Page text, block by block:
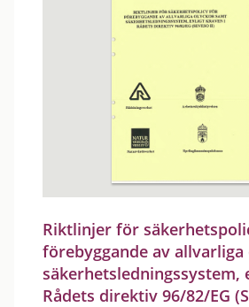
Riktlinjer för
förebyggande av
säkerhetsledningssystem,
Rådets direktiv 96/82/EG